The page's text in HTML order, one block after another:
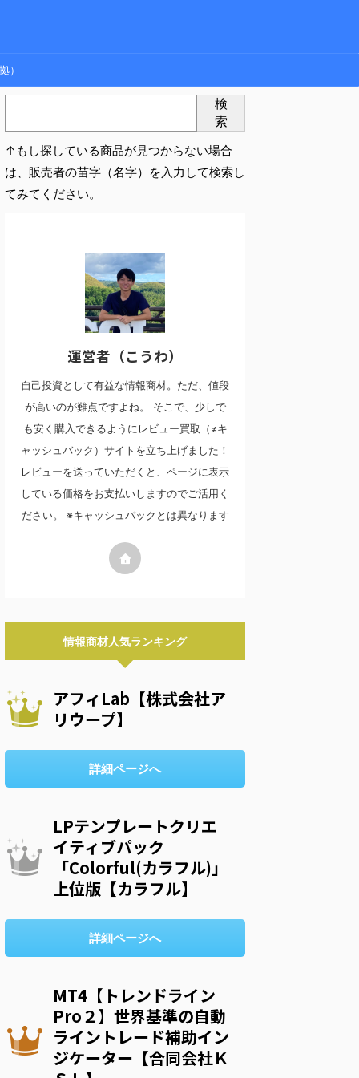
）
検
索
↑もし探している商品が見つからない場合
は、販売者の苗字（名字）を入力して検索し
てみてください。
運営者（こうわ）
自己投資として有益な情報商材。ただ、値段
が高いのが難点ですよね。 そこで、少しで
も安く購入できるようにレビュー買取（≠キ
ャッシュバック）サイトを立ち上げました！
レビューを送っていただくと、ページに表示
している価格をお支払いしますのでご活用く
ださい。 ※キャッシュバックとは異なります
情報商材人気ランキング
アフィLab【株式会社ア
リウープ】
詳細ページへ
LPテンプレートクリエ
イティブパック
「Colorful(カラフル)」
上位版【カラフル】
詳細ページへ
MT4【トレンドライン
Pro２】世界基準の自動
ライントレード補助イン
ジケーター【合同会社Ｋ